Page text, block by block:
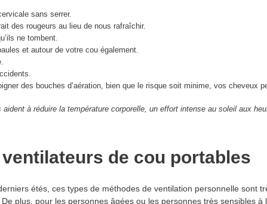
sans serrer.
des rougeurs au lieu de nous rafraîchir.
ne tombent.
et autour de votre cou également.
des bouches d’aération, bien que le risque soit minime, vos cheveux
à réduire la température corporelle, un effort intense au soleil aux
de cou portables
étés, ces types de méthodes de ventilation personnelle sont
plus, pour les personnes âgées ou les personnes très sensibles